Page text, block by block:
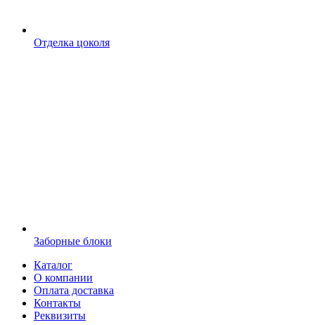
Отделка цоколя
Заборные блоки
Каталог
О компании
Оплата доставка
Контакты
Реквизиты